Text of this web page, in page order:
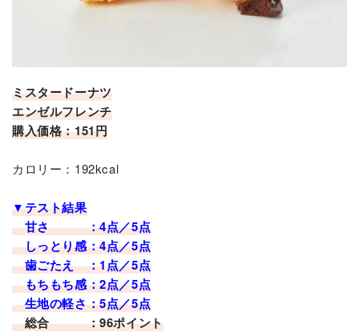
ミスタードーナツ
エンゼルフレンチ
購入価格：151円
カロリー：192kcal
▼テスト結果
甘さ ：4点／5点
しっとり感：4点／5点
歯ごたえ ：1点／5点
もちもち感：2点／5点
生地の軽さ：5点／5点
総合 ：96ポイント